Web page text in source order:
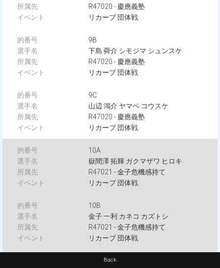
R47020 - 慶應義塾
リカーブ 団体戦
9B
下島 舜介 シモジマ シュンスケ
R47020 - 慶應義塾
リカーブ 団体戦
9C
山辺 鴻介 ヤマベ コウスケ
R47020 - 慶應義塾
リカーブ 団体戦
10A
嶽間澤 拓輝 ガクマザワ ヒロキ
R47021 - 金子危機感持て
リカーブ 団体戦
10B
金子 一利 カネコ カズトシ
R47021 - 金子危機感持て
リカーブ 団体戦
Back